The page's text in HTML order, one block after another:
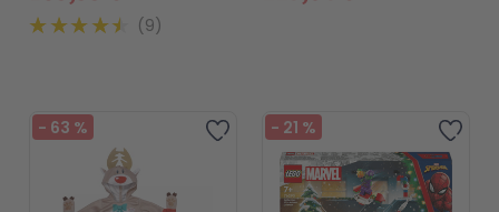
9
Zur Wunschliste
- 63 % - 21 %